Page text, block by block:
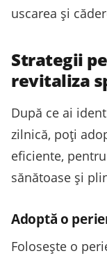
uscarea și
Strategii
revitaliza
După ce ai
zilnică, poți
eficiente,
sănătoase și
Adoptă o
Folosește o